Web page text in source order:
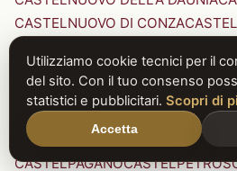
CASTELNUOVO DI CONZA
CASTELNUOVO DI PORTO
CASTELNUOVO MAGRA
CASTELNUOVO PARANO
CASTELNUOVO SCRIVIA
CASTELPAGANO
Utilizziamo cookie tecnici per il
del sito. Con il tuo consenso
statistici e pubblicitari. Scopri di
Accetta